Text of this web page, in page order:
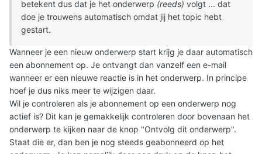
betekent dus dat je het onderwerp (reeds) volgt ... dat
doe je trouwens automatisch omdat jij het topic hebt
gestart.
Wanneer je een nieuw onderwerp start krijg je daar automatisch
een abonnement op. Je ontvangt dan vanzelf een e-mail
wanneer er een nieuwe reactie is in het onderwerp. In principe
hoef je dus niks meer te wijzigen daar.
Wil je controleren als je abonnement op een onderwerp nog
actief is? Dit kan je gemakkelijk controleren door bovenaan het
onderwerp te kijken naar de knop "Ontvolg dit onderwerp".
Staat die er, dan ben je nog steeds geabonneerd op het